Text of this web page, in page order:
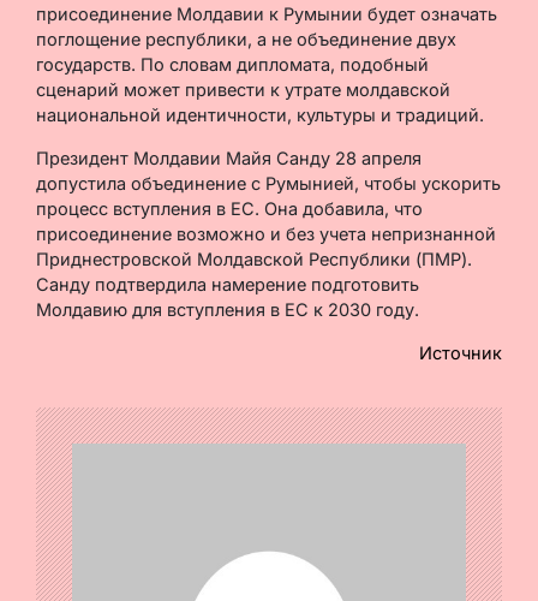
присоединение Молдавии к Румынии будет означать
поглощение республики, а не объединение двух
государств. По словам дипломата, подобный
сценарий может привести к утрате молдавской
национальной идентичности, культуры и традиций.
Президент Молдавии Майя Санду 28 апреля
допустила объединение с Румынией, чтобы ускорить
процесс вступления в ЕС. Она добавила, что
присоединение возможно и без учета непризнанной
Приднестровской Молдавской Республики (ПМР).
Санду подтвердила намерение подготовить
Молдавию для вступления в ЕС к 2030 году.
Источник